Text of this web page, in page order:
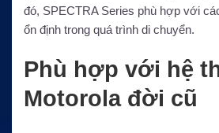
đó, SPECTRA Series phù hợp với
ổn định trong quá trình di chuyển.
Phù hợp với hệ
Motorola đời cũ